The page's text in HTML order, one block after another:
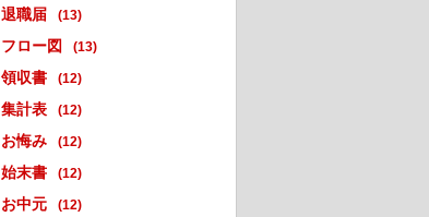
退職届 (13)
フロー図 (13)
領収書 (12)
集計表 (12)
お悔み (12)
始末書 (12)
お中元 (12)